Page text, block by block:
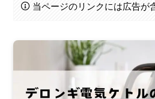
当ページのリンクには広告が